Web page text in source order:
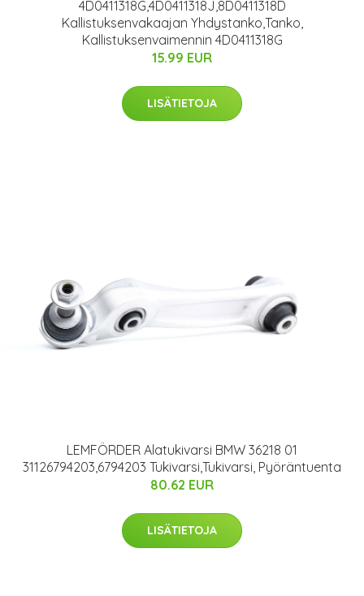
4D0411318G,4D0411318J,8D0411318D
Kallistuksenvakaajan Yhdystanko,Tanko,
Kallistuksenvaimennin 4D0411318G
15.99 EUR
LISÄTIETOJA
LEMFÖRDER Alatukivarsi BMW 36218 01
31126794203,6794203 Tukivarsi,Tukivarsi, Pyöräntuenta
80.62 EUR
LISÄTIETOJA